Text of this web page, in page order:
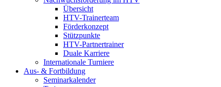
Übersicht
HTV-Trainerteam
Förderkonzept
Stützpunkte
HTV-Partnertrainer
Duale Karriere
Internationale Turniere
Aus- & Fortbildung
Seminarkalender